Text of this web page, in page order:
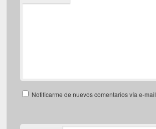
Notificarme de nuevos comentarios vía e-mail